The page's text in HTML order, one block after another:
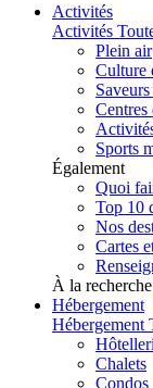
Activités
Activités
Plein air
Culture
Centres
Sports
Également
Quoi
Top 10
Nos
Cartes
À la
Hébergement
Hébergement
Chalets
Condos